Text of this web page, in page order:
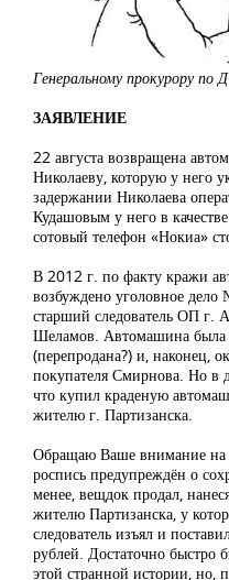
Генеральному прокурору по
ЗАЯВЛЕНИЕ
22 августа возвращена
Николаеву, которую у него
задержании Николаева
Кудашовым у него в
сотовый телефон «Нокиа»
В 2012 г. по факту кражи
возбуждено уголовное
старший следователь ОП г.
Шеламов. Автомашина была
(перепродана?) и, наконец,
покупателя Смирнова. Но в
что купил краденую
жителю г. Партизанска.
Обращаю Ваше внимание на
роспись предупреждён о
менее, вещдок продал,
жителю Партизанска, у
следователь изъял и
рублей. Достаточно быстро
этой странной истории, но,